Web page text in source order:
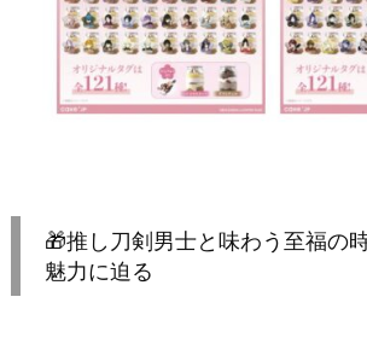
🎁推し刀剣男士と味わう至福の
魅力に迫る